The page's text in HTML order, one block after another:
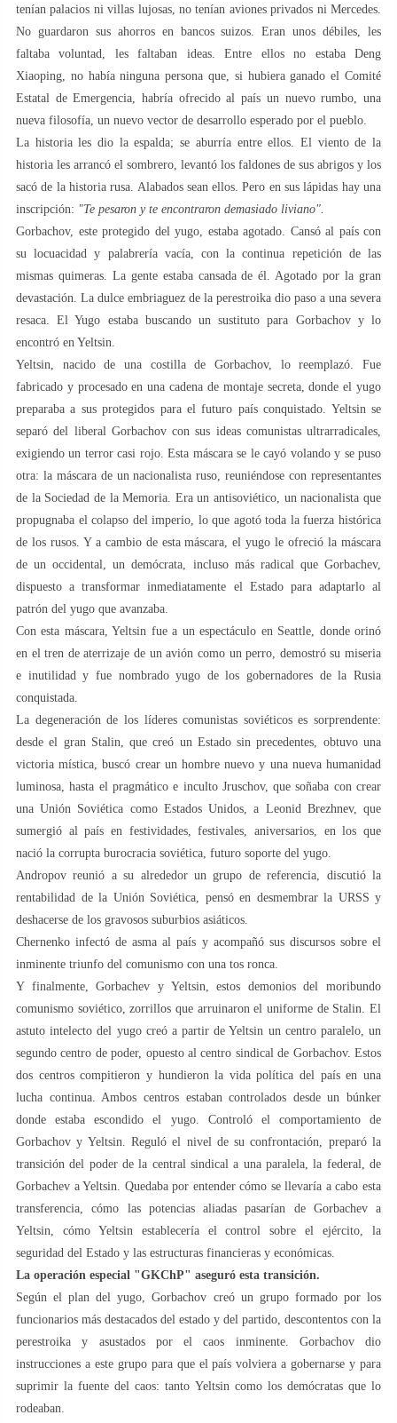
tenían palacios ni villas lujosas, no tenían aviones privados ni Mercedes.
No guardaron sus ahorros en bancos suizos. Eran unos débiles, les
faltaba voluntad, les faltaban ideas. Entre ellos no estaba Deng
Xiaoping, no había ninguna persona que, si hubiera ganado el Comité
Estatal de Emergencia, habría ofrecido al país un nuevo rumbo, una
nueva filosofía, un nuevo vector de desarrollo esperado por el pueblo.
La historia les dio la espalda; se aburría entre ellos. El viento de la
historia les arrancó el sombrero, levantó los faldones de sus abrigos y los
sacó de la historia rusa. Alabados sean ellos. Pero en sus lápidas hay una
inscripción: "Te pesaron y te encontraron demasiado liviano".
Gorbachov, este protegido del yugo, estaba agotado. Cansó al país con
su locuacidad y palabrería vacía, con la continua repetición de las
mismas quimeras. La gente estaba cansada de él. Agotado por la gran
devastación. La dulce embriaguez de la perestroika dio paso a una severa
resaca. El Yugo estaba buscando un sustituto para Gorbachov y lo
encontró en Yeltsin.
Yeltsin, nacido de una costilla de Gorbachov, lo reemplazó. Fue
fabricado y procesado en una cadena de montaje secreta, donde el yugo
preparaba a sus protegidos para el futuro país conquistado. Yeltsin se
separó del liberal Gorbachov con sus ideas comunistas ultrarradicales,
exigiendo un terror casi rojo. Esta máscara se le cayó volando y se puso
otra: la máscara de un nacionalista ruso, reuniéndose con representantes
de la Sociedad de la Memoria. Era un antisoviético, un nacionalista que
propugnaba el colapso del imperio, lo que agotó toda la fuerza histórica
de los rusos. Y a cambio de esta máscara, el yugo le ofreció la máscara
de un occidental, un demócrata, incluso más radical que Gorbachev,
dispuesto a transformar inmediatamente el Estado para adaptarlo al
patrón del yugo que avanzaba.
Con esta máscara, Yeltsin fue a un espectáculo en Seattle, donde orinó
en el tren de aterrizaje de un avión como un perro, demostró su miseria
e inutilidad y fue nombrado yugo de los gobernadores de la Rusia
conquistada.
La degeneración de los líderes comunistas soviéticos es sorprendente:
desde el gran Stalin, que creó un Estado sin precedentes, obtuvo una
victoria mística, buscó crear un hombre nuevo y una nueva humanidad
luminosa, hasta el pragmático e inculto Jruschov, que soñaba con crear
una Unión Soviética como Estados Unidos, a Leonid Brezhnev, que
sumergió al país en festividades, festivales, aniversarios, en los que
nació la corrupta burocracia soviética, futuro soporte del yugo.
Andropov reunió a su alrededor un grupo de referencia, discutió la
rentabilidad de la Unión Soviética, pensó en desmembrar la URSS y
deshacerse de los gravosos suburbios asiáticos.
Chernenko infectó de asma al país y acompañó sus discursos sobre el
inminente triunfo del comunismo con una tos ronca.
Y finalmente, Gorbachev y Yeltsin, estos demonios del moribundo
comunismo soviético, zorrillos que arruinaron el uniforme de Stalin. El
astuto intelecto del yugo creó a partir de Yeltsin un centro paralelo, un
segundo centro de poder, opuesto al centro sindical de Gorbachov. Estos
dos centros compitieron y hundieron la vida política del país en una
lucha continua. Ambos centros estaban controlados desde un búnker
donde estaba escondido el yugo. Controló el comportamiento de
Gorbachov y Yeltsin. Reguló el nivel de su confrontación, preparó la
transición del poder de la central sindical a una paralela, la federal, de
Gorbachev a Yeltsin. Quedaba por entender cómo se llevaría a cabo esta
transferencia, cómo las potencias aliadas pasarían de Gorbachev a
Yeltsin, cómo Yeltsin establecería el control sobre el ejército, la
seguridad del Estado y las estructuras financieras y económicas.
La operación especial "GKChP" aseguró esta transición.
Según el plan del yugo, Gorbachov creó un grupo formado por los
funcionarios más destacados del estado y del partido, descontentos con la
perestroika y asustados por el caos inminente. Gorbachov dio
instrucciones a este grupo para que el país volviera a gobernarse y para
suprimir la fuente del caos: tanto Yeltsin como los demócratas que lo
rodeaban.